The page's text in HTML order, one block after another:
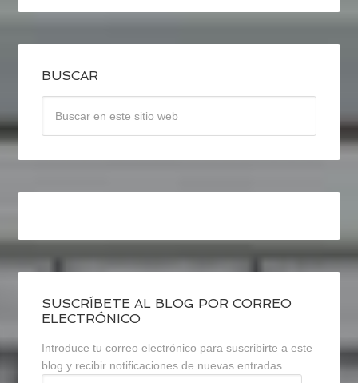
BUSCAR
SUSCRÍBETE AL BLOG POR CORREO
ELECTRÓNICO
Introduce tu correo electrónico para suscribirte a este
blog y recibir notificaciones de nuevas entradas.